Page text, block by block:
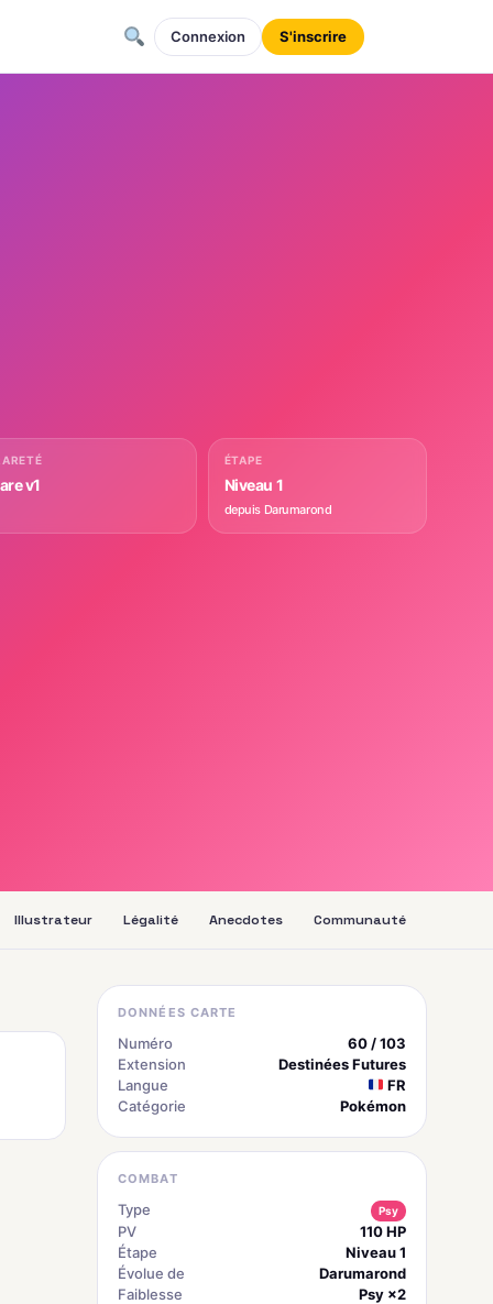
Connexion S'inscrire
v1
ÉTAPE
Niveau 1
depuis Darumarond
Illustrateur Légalité Anecdotes Communauté
DONNÉES CARTE
Numéro
60 / 103
Extension
Destinées Futures
Langue
FR
Catégorie
Pokémon
COMBAT
Type Psy
PV
110 HP
Étape
Niveau 1
Évolue de
Darumarond
Faiblesse
Psy ×2